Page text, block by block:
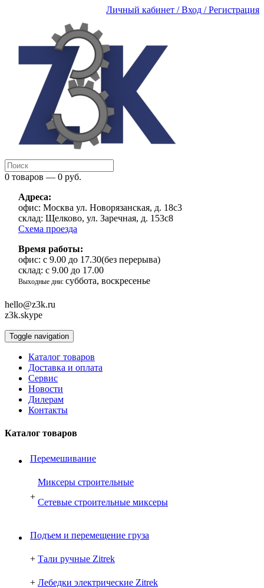
Личный кабинет / Вход / Регистрация
0 товаров — 0 руб.
Адреса:
офис: Москва ул. Новорязанская, д. 18с3
склад: Щелково, ул. Заречная, д. 153с8
Схема проезда
Время работы:
офис: с 9.00 до 17.30(без перерыва)
склад: с 9.00 до 17.00
Выходные дни: суббота, воскресенье
hello@z3k.ru
z3k.skype
Toggle navigation
Каталог товаров
Доставка и оплата
Сервис
Новости
Дилерам
Контакты
Каталог товаров
Перемешивание
+
Миксеры строительные
Сетевые строительные миксеры
Подъем и перемещение груза
+ Тали ручные Zitrek
+ Лебедки электрические Zitrek